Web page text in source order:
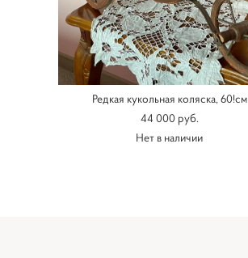
Редкая кукольная коляска, 60!см
44 000 pуб.
Нет в наличии